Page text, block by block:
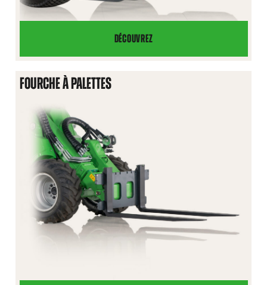
DÉCOUVREZ
FOURCHE
À
FOURCHE À PALETTES